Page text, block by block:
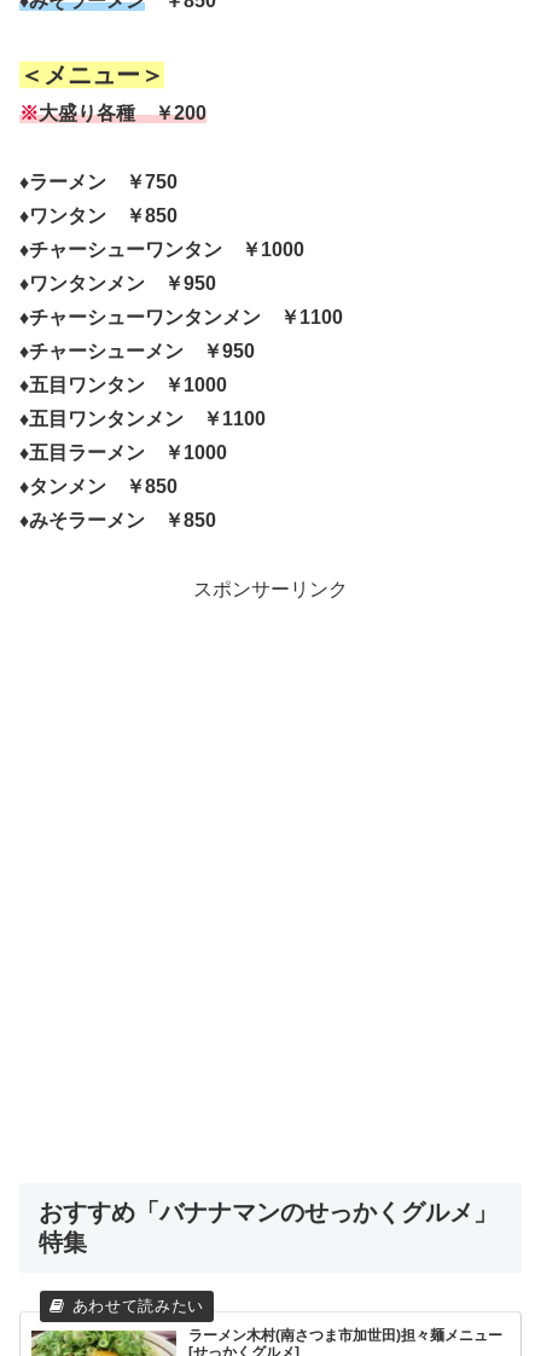
＜メニュー＞
※大盛り各種 ￥200
♦ラーメン ￥750
♦ワンタン ￥850
♦チャーシューワンタン ￥1000
♦ワンタンメン ￥950
♦チャーシューワンタンメン ￥1100
♦チャーシューメン ￥950
♦五目ワンタン ￥1000
♦五目ワンタンメン ￥1100
♦五目ラーメン ￥1000
♦タンメン ￥850
♦みそラーメン ￥850
スポンサーリンク
おすすめ「バナナマンのせっかくグルメ」
特集
ラーメン木村(南さつま市加世田)担々麺メニュー